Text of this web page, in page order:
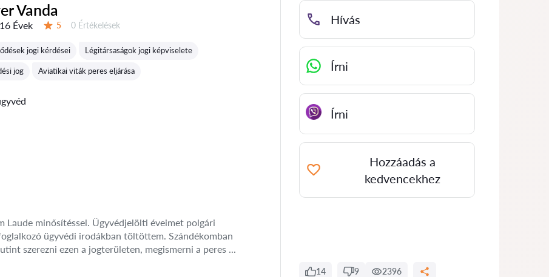
Vanda
16 Évek 5 Értékelések:
0 Értékelések
jogi kérdései Légitársaságok jogi képviselete
jog Aviatikai viták peres eljárása
Laude minősítéssel. Ügyvédjelölti éveimet polgári
ügyvédi irodákban töltöttem. Szándékomban
szerezni ezen a jogterületen, megismerni a peres ...
Hívás
Írni
Írni
Hozzáadás a
kedvencekhez
14 9 2396